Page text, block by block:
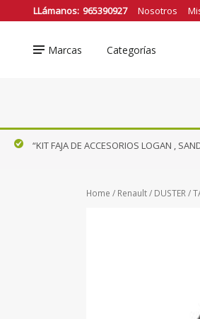
LLámanos: 965390927 Nosotros
Marcas Categorías
Ford
Honda
“KIT FAJA DE ACCESORIOS LOGAN ,
Home / Renault/ DUSTER/